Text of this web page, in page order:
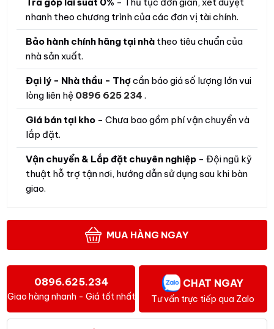
nhanh theo chương trình của các đơn vị tài chính.
Bảo hành chính hãng tại nhà theo tiêu chuẩn của
nhà sản xuất.
Đại lý - Nhà thầu - Thợcần báo giá số lượng lớn vui
lòng liên hệ 0896 625 234.
Giá bán tại kho - Chưa bao gồm phí vận chuyển và
lắp đặt.
Vận chuyển & Lắp đặt chuyên nghiệp - Đội ngũ kỹ
thuật hỗ trợ tận nơi, hướng dẫn sử dụng sau khi bàn
giao.
MUA HÀNG NGAY
0896.625.234
Giao hàng nhanh - Giá tốt nhất
CHAT NGAY
Tư vấn trực tiếp qua Zalo